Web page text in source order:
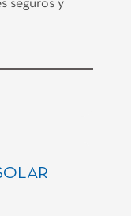
seguros y